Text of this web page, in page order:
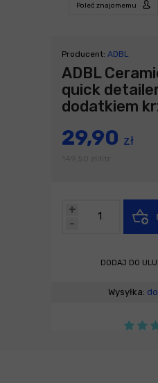
Poleć znajomemu
Producent: ADBL
ADBL
quick
dodatkiem
29,90 zł
-
+
DODAJ DO
Wysyłka: